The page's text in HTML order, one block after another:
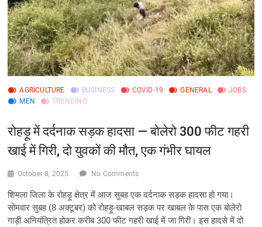
AGRICULTURE BUSINESS COVID-19 GENERAL
JOBS
MEN
TRENDING
रोहड़ू में दर्दनाक सड़क हादसा — बोलेरो 300 फीट गहरी
खाई में गिरी, दो युवकों की मौत, एक गंभीर घायल
October 8, 2025 No Comments
शिमला जिला के रोहड़ू क्षेत्र में आज सुबह एक दर्दनाक सड़क हादसा हो गया।
सोमवार सुबह (8 अक्टूबर) को रोहड़ू-खाबल सड़क पर खाबल के पास एक बोलेरो
गाड़ी अनियंत्रित होकर करीब 300 फीट गहरी खाई में जा गिरी। इस हादसे में दो